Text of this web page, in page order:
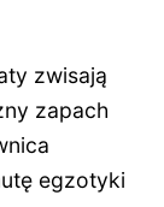
zwisają
zapach
egzotyki